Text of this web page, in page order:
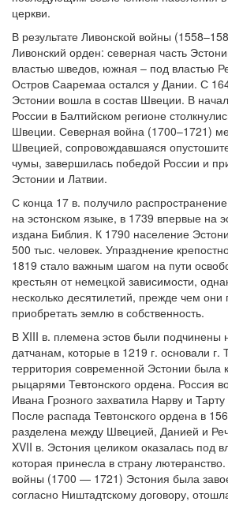
церкви.
В результате Ливонской войны
Ливонский орден: северная часть
властью шведов, южная – под властью
Остров Сааремаа остался у Дании. С
Эстонии вошла в состав Швеции. В
России в Балтийском регионе
Швеции. Северная война (1700–1721)
Швецией, сопровождавшаяся
чумы, завершилась победой России и
Эстонии и Латвии.
С конца 17 в. получило
на эстонском языке, в 1739 впервые на
издана Библия. К 1790 население
500 тыс. человек. Упразднение
1819 стало важным шагом на пути
крестьян от немецкой зависимости,
несколько десятилетий, прежде чем они
приобретать землю в собственность.
В XIII в. племена эстов были
датчанам, которые в 1219 г. основали г.
территория современной Эстонии была
рыцарями Тевтонского ордена. Россия
Ивана Грозного захватила Нарву и
После распада Тевтонского ордена в
разделена между Швецией, Данией и
XVII в. Эстония целиком оказалась под
которая принесла в страну
войны (1700 — 1721) Эстония была
согласно Ништадтскому договору,